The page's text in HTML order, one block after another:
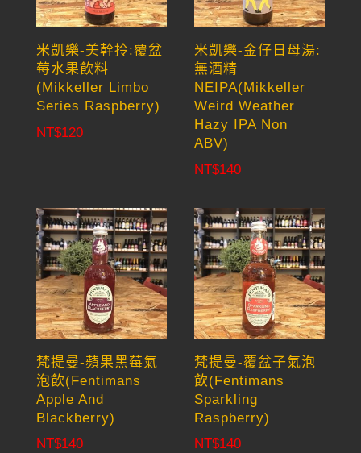
米凱樂-美幹拎:覆盆
莓水果飲料
(Mikkeller Limbo
Series Raspberry)
NT$120
米凱樂-金仔日母湯:
無酒精
NEIPA(Mikkeller
Weird Weather
Hazy IPA Non
ABV)
NT$140
梵提曼-蘋果黑莓氣
泡飲(Fentimans
Apple And
Blackberry)
NT$140
梵提曼-覆盆子氣泡
飲(Fentimans
Sparkling
Raspberry)
NT$140